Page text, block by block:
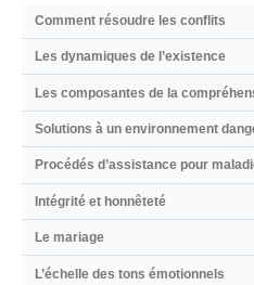
Comment résoudre les conflits
Les dynamiques de l’existence
Les composantes de la
Solutions à un environnement
Procédés d’assistance pour
Intégrité et honnêteté
Le mariage
L’échelle des tons émotionnels